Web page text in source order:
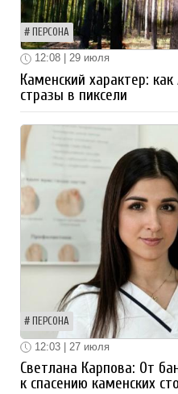
ПЕРСОНА
12:08 | 29 июля
Каменский характер:
стразы в пиксели
ПЕРСОНА
12:03 | 27 июля
Светлана Карпова: От
к спасению каменских